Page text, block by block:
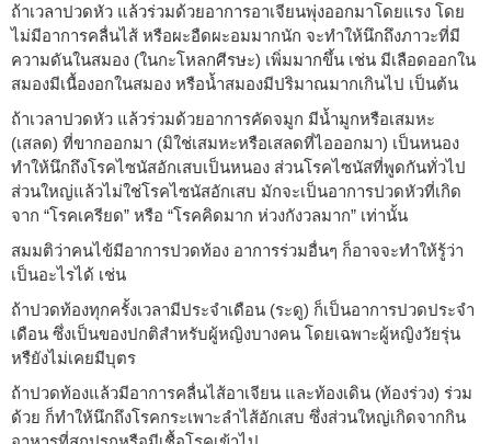
ถ้าเวลาปวดหัว แล้วร่วมด้วยอาการอาเจียนพุ่งออกมาโดยแรง โดย
ไม่มีอาการคลื่นไส้ หรือผะอืดผะอมมากนัก จะทำให้นึกถึงภาวะที่มี
ความดันในสมอง (ในกะโหลกศีรษะ) เพิ่มมากขึ้น เช่น มีเลือดออกใน
สมองมีเนื้องอกในสมอง หรือน้ำสมองมีปริมาณมากเกินไป เป็นต้น
ถ้าเวลาปวดหัว แล้วร่วมด้วยอาการคัดจมูก มีน้ำมูกหรือเสมหะ
(เสลด) ที่ขากออกมา (มิใช่เสมหะหรือเสลดที่ไอออกมา) เป็นหนอง
ทำให้นึกถึงโรคไซนัสอักเสบเป็นหนอง ส่วนโรคไซนัสที่พูดกันทั่วไป
ส่วนใหญ่แล้วไม่ใช่โรคไซนัสอักเสบ มักจะเป็นอาการปวดหัวที่เกิด
จาก “โรคเครียด” หรือ “โรคคิดมาก ห่วงกังวลมาก” เท่านั้น
สมมติว่าคนไข้มีอาการปวดท้อง อาการร่วมอื่นๆ ก็อาจจะทำให้รู้ว่า
เป็นอะไรได้ เช่น
ถ้าปวดท้องทุกครั้งเวลามีประจำเดือน (ระดู) ก็เป็นอาการปวดประจำ
เดือน ซึ่งเป็นของปกติสำหรับผู้หญิงบางคน โดยเฉพาะผู้หญิงวัยรุ่น
หรืยังไม่เคยมีบุตร
ถ้าปวดท้องแล้วมีอาการคลื่นไส้อาเจียน และท้องเดิน (ท้องร่วง) ร่วม
ด้วย ก็ทำให้นึกถึงโรคกระเพาะลำไส้อักเสบ ซึ่งส่วนใหญ่เกิดจากกิน